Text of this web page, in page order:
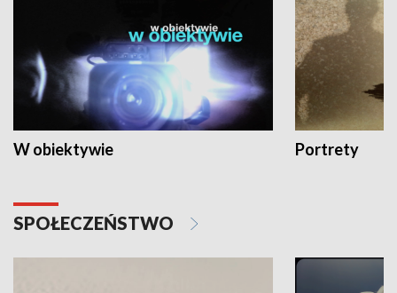
W obiektywie Portrety
SPOŁECZEŃSTWO